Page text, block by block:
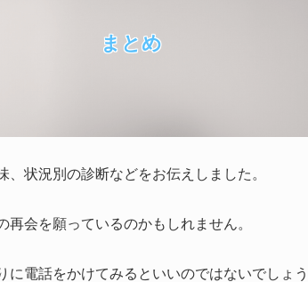
まとめ
、状況別の診断などをお伝えしました。
会を願っているのかもしれません。
に電話をかけてみるといいのではないでしょう